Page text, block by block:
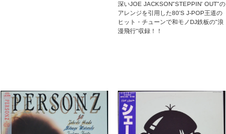
深いJOE JACKSON"STEPPIN' OUT"の
アレンジを引用した80'S J-POP王道の
ヒット・チューンで和モノDJ鉄板の"浪
漫飛行"収録！！